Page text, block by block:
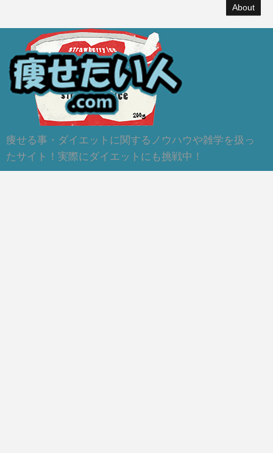
About
痩せる事・ダイエットに関するノウハウや雑学を扱っ
たサイト！実際にダイエットにも挑戦中！